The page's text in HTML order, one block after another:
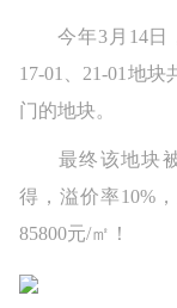
今年3月14日，
17-01、21-01地
门的地块。
最终该地块被
得，溢价率10%
85800元/㎡！